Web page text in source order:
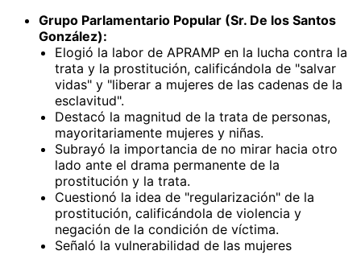
Grupo Parlamentario Popular (Sr. De los Santos
González):
Elogió la labor de APRAMP en la lucha contra la
trata y la prostitución, calificándola de "salvar
vidas" y "liberar a mujeres de las cadenas de la
esclavitud".
Destacó la magnitud de la trata de personas,
mayoritariamente mujeres y niñas.
Subrayó la importancia de no mirar hacia otro
lado ante el drama permanente de la
prostitución y la trata.
Cuestionó la idea de "regularización" de la
prostitución, calificándola de violencia y
negación de la condición de víctima.
Señaló la vulnerabilidad de las mujeres